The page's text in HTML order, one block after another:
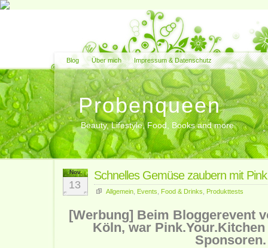
Blog Über mich Impressum & Datenschutz
Probenqueen
Beauty, Lifestyle, Food, Books and more
Nov.
13
Schnelles Gemüse zaubern mit
Allgemein Events Food & Drinks Produkttests
[Werbung] Beim Bloggerevent
Köln, war
Sponsoren.